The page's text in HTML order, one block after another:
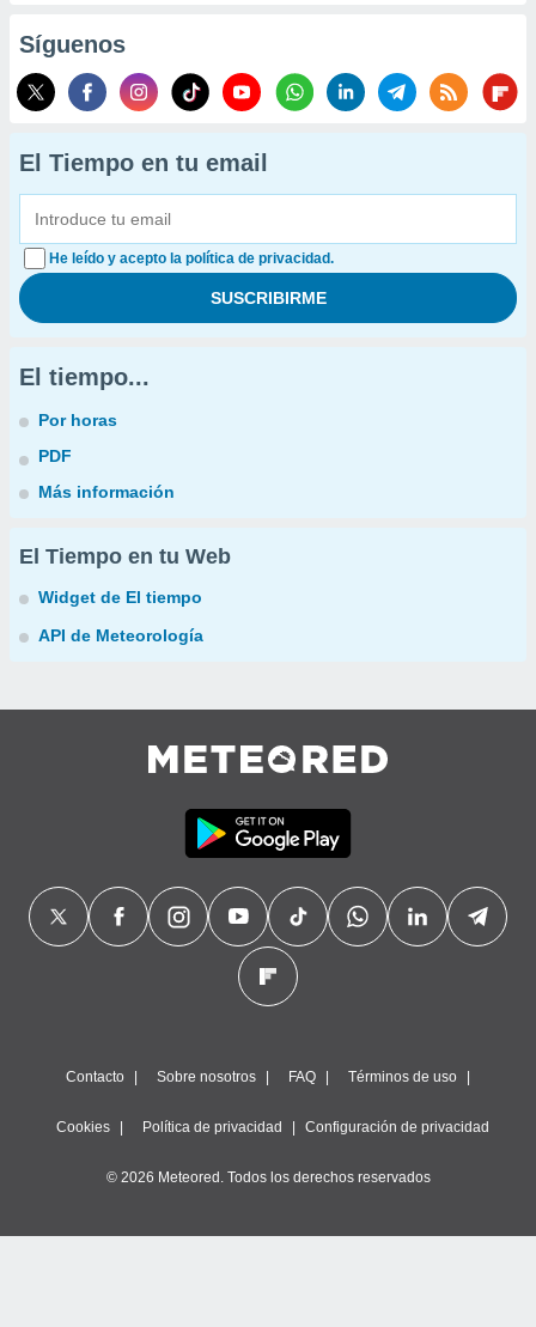
Síguenos
El Tiempo en tu email
He leído y acepto la política de privacidad.
El tiempo...
Por horas
PDF
Más información
El Tiempo en tu Web
Widget de El tiempo
API de Meteorología
Contacto Sobre nosotros FAQ Términos de uso
Cookies Política de privacidad Configuración de privacidad
© 2026 Meteored. Todos los derechos reservados